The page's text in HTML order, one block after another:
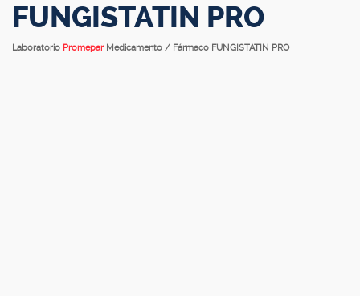
FUNGISTATIN PRO
Laboratorio Promepar Medicamento / Fármaco FUNGISTATIN PRO